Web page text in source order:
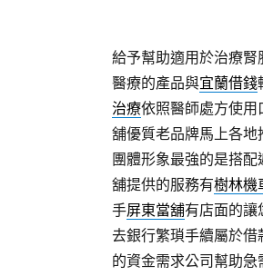
給予幫助適用於治療腎
醫療的產品與宜蘭借錢
治療依照醫師處方使用
舖優質老品牌馬上各
團體形象最強的是搭配
舖提供的服務有樹林機
手屏東當舖有店面的讓
去銀行繁瑣手續屬於
的資金需求公司幫助